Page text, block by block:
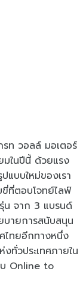
รท วอลล์ มอเตอร์
มในปีนี้ ด้วยแรง
แบบใหม่ของเรา
ที่ตอบโจทย์ไลฟ์
น จาก 3 แบรนด์
บายการสนับสนุน
ไทยอีกทางหนึ่ง
ทั่วประเทศภายใน
บ Online to